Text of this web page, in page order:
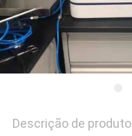
Descrição de produto